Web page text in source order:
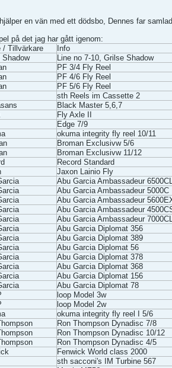
en vän med ett dödsbo, Dennes far
på det jag har gått igenom:
/ Tillvärkare Info
Shadow Line no 7-10, Grilse Shadow
PF 3/4 Fly Reel
PF 4/6 Fly Reel
PF 5/6 Fly Reel
sth Reels im Cassette 2
Black Master 5,6,7
Fly Axle II
Edge 7/9
okuma integrity fly reel 10/11
Broman Exclusivw 5/6
Broman Exclusivw 11/12
Record Standard
Jaxon Lainio Fly
Abu Garcia Ambassadeur
Abu Garcia Ambassadeur 5000C
Abu Garcia Ambassadeur
Abu Garcia Ambassadeur
Abu Garcia Ambassadeur
Abu Garcia Diplomat 356
Abu Garcia Diplomat 389
Abu Garcia Diplomat 56
Abu Garcia Diplomat 378
Abu Garcia Diplomat 368
Abu Garcia Diplomat 156
Abu Garcia Diplomat 78
loop Model 3w
loop Model 2w
okuma integrity fly reel I 5/6
Ron Thompson Dynadisc 7/8
Ron Thompson Dynadisc 10/12
Ron Thompson Dynadisc 4/5
Fenwick World class 2000
sth sacconi's IM Turbine 567